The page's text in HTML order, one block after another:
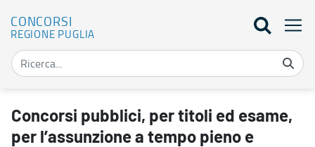
CONCORSI
REGIONE PUGLIA
Concorsi pubblici, per titoli ed esame, per l’assunzione a tempo
Concorsi pubblici, per titoli ed esame,
per l’assunzione a tempo pieno e